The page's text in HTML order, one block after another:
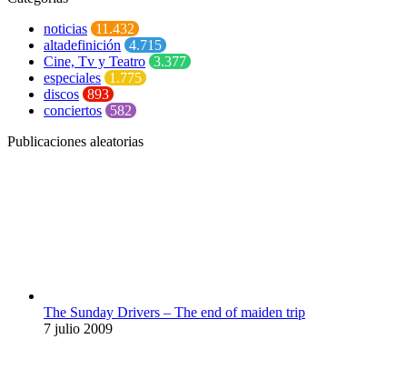
noticias 11.432
altadefinición 4.715
Cine, Tv y Teatro 3.377
especiales 1.775
discos 893
conciertos 582
Publicaciones aleatorias
The Sunday Drivers – The end of maiden trip
7 julio 2009